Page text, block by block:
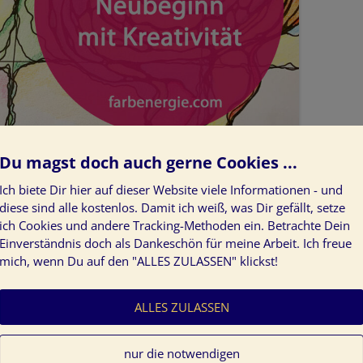
viele. Ich habe momentan im Juni 2021 den
vorbei ist. Oder ist es nur eine Verschnaufpause?
warme Jahreszeit für Erholung und Urlaub ist
hervorragend dazu, in Ruhe einmal
soll. Jetzt ist die Zeit des Jahres, um das Leben
neu zu gestalten:
Du magst doch auch gerne Cookies ...
Ich biete Dir hier auf dieser Website viele Informationen - und
diese sind alle kostenlos. Damit ich weiß, was Dir gefällt, setze
ich Cookies und andere Tracking-Methoden ein. Betrachte Dein
Einverständnis doch als Dankeschön für meine Arbeit. Ich freue
mich, wenn Du auf den "ALLES ZULASSEN" klickst!
ALLES ZULASSEN
nur die notwendigen